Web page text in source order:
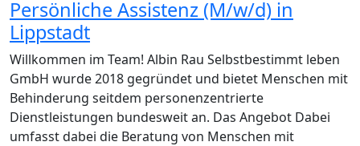
Persönliche Assistenz (M/w/d) in
Lippstadt
Willkommen im Team! Albin Rau Selbstbestimmt leben
GmbH wurde 2018 gegründet und bietet Menschen mit
Behinderung seitdem personenzentrierte
Dienstleistungen bundesweit an. Das Angebot Dabei
umfasst dabei die Beratung von Menschen mit